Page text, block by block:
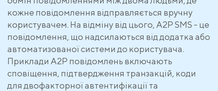
кожне повідомлення відправляється вручну
користувачем. На відміну від цього, A2P SMS - це
повідомлення, що надсилаються від додатка або
автоматизованої системи до користувача.
Приклади A2P повідомлень включають
сповіщення, підтвердження транзакцій, коди
для двофакторної автентифікації та